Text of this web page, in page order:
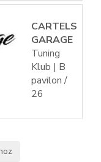
CARTELS
GARAGE
Tuning
Klub | B
pavilon /
26